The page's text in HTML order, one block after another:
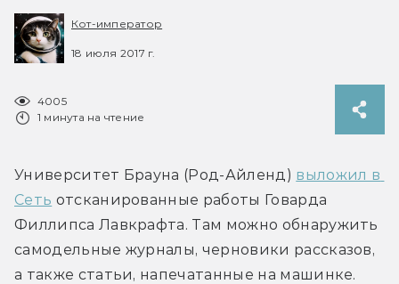
Кот-император
18 июля 2017 г.
4005
1 минута на чтение
Университет Брауна (Род-Айленд) выложил в
Сеть отсканированные работы Говарда
Филлипса Лавкрафта. Там можно обнаружить
самодельные журналы, черновики рассказов,
а также статьи, напечатанные на машинке.